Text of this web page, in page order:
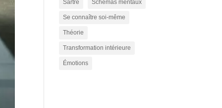
Sartre Schémas mentaux
Se connaître soi-même
Théorie
Transformation intérieure
Émotions